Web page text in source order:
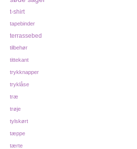
t-shirt
tapebinder
terrassebed
tilbehør
tittekant
trykknapper
tryklåse
træ
trøje
tylskørt
tæppe
tærte